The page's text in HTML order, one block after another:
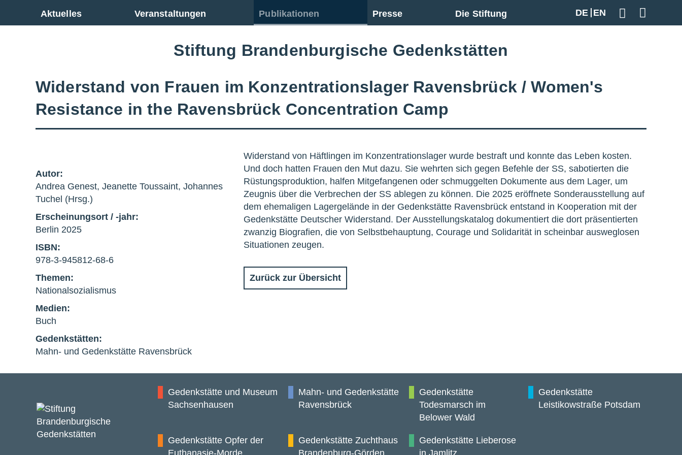
Aktuelles Veranstaltungen Publikationen Presse Die Stiftung DE EN
Zur Gesamtübersicht
Stiftung Brandenburgische Gedenkstätten
Widerstand von Frauen im Konzentrationslager Ravensbrück / Women's
Resistance in the Ravensbrück Concentration Camp
Widerstand von Häftlingen im Konzentrationslager wurde bestraft und konnte das Leben kosten.
Und doch hatten Frauen den Mut dazu. Sie wehrten sich gegen Befehle der SS, sabotierten die
Rüstungsproduktion, halfen Mitgefangenen oder schmuggelten Dokumente aus dem Lager, um
Zeugnis über die Verbrechen der SS ablegen zu können. Die 2025 eröffnete Sonderausstellung auf
dem ehemaligen Lagergelände in der Gedenkstätte Ravensbrück entstand in Kooperation mit der
Gedenkstätte Deutscher Widerstand. Der Ausstellungskatalog dokumentiert die dort präsentierten
zwanzig Biografien, die von Selbstbehauptung, Courage und Solidarität in scheinbar ausweglosen
Situationen zeugen.
Zurück zur Übersicht
Autor:
Andrea Genest, Jeanette Toussaint, Johannes
Tuchel (Hrsg.)
Erscheinungsort / -jahr:
Berlin 2025
ISBN:
978-3-945812-68-6
Themen:
Nationalsozialismus
Medien:
Buch
Gedenkstätten:
Mahn- und Gedenkstätte Ravensbrück
Gedenkstätte und Museum
Sachsenhausen
Mahn- und Gedenkstätte
Ravensbrück
Gedenkstätte
Todesmarsch im
Belower Wald
Gedenkstätte
Leistikowstraße Potsdam
Gedenkstätte Opfer der
Euthanasie-Morde
Gedenkstätte Zuchthaus
Brandenburg-Görden
Gedenkstätte Lieberose
in Jamlitz